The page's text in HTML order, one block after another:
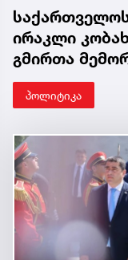
ირაკლი
გმირთა
პოლიტიკა